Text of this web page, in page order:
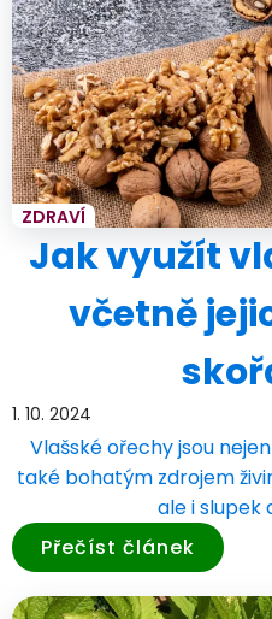
ZDRAVÍ
Jak využít
včetně
1. 10. 2024
Vlašské ořechy jsou
také bohatým zdrojem
ale i slupek
Přečíst článek